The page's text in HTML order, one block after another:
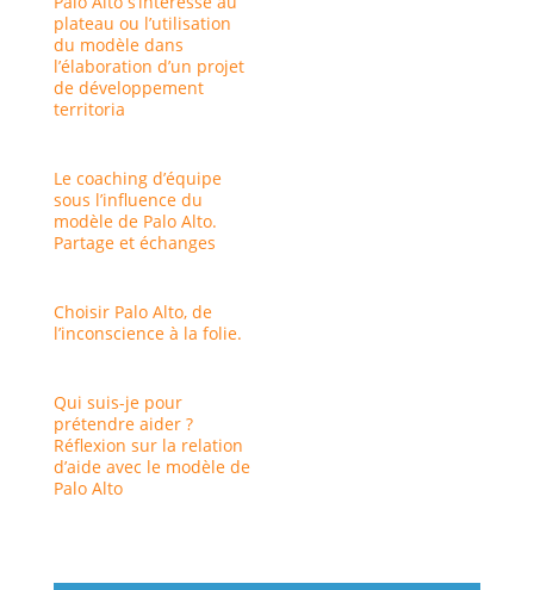
plateau ou l’utilisation
du modèle dans
l’élaboration d’un projet
de développement
territoria
Le coaching d’équipe
sous l’influence du
modèle de Palo Alto.
Partage et échanges
Choisir Palo Alto, de
l’inconscience à la folie.
Qui suis-je pour
prétendre aider ?
Réflexion sur la relation
d’aide avec le modèle de
Palo Alto